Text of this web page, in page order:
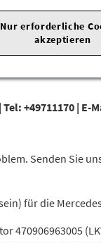
-
Tel: +49711170 | E-
Senden Sie
für die
470906963005
Nur erforderliche
akzeptieren